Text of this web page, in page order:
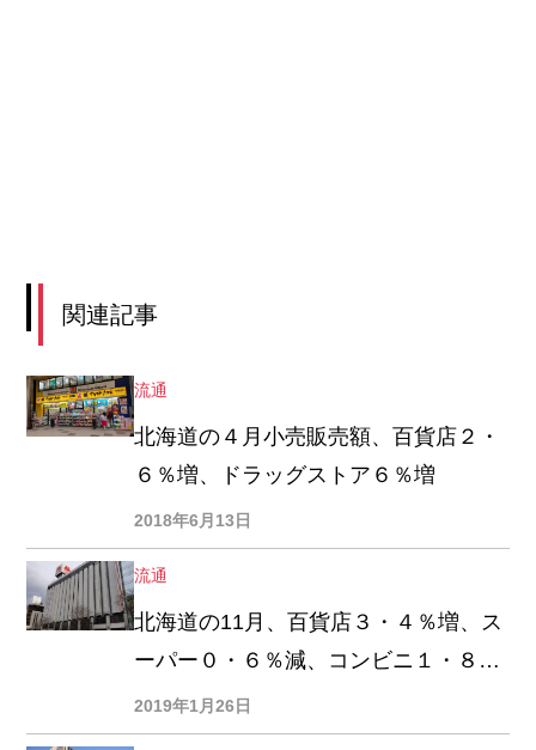
関連記事
流通
北海道の４月小売販売額、百貨店２・
６％増、ドラッグストア６％増
2018年6月13日
流通
北海道の11月、百貨店３・４％増、ス
ーパー０・６％減、コンビニ１・８％
増
2019年1月26日